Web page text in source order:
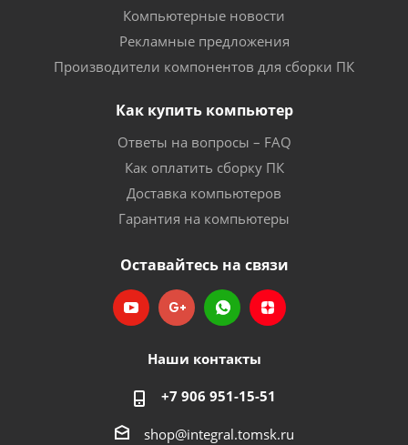
Компьютерные новости
Рекламные предложения
Производители компонентов для сборки ПК
Как купить компьютер
Ответы на вопросы – FAQ
Как оплатить сборку ПК
Доставка компьютеров
Гарантия на компьютеры
Оставайтесь на связи
Наши контакты
+7 906 951-15-51
shop@integral.tomsk.ru